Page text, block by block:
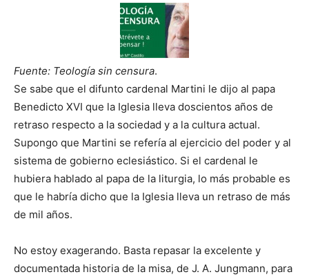
Fuente: Teología sin censura.
Se sabe que el difunto cardenal Martini le dijo al papa
Benedicto XVI que la Iglesia lleva doscientos años de
retraso respecto a la sociedad y a la cultura actual.
Supongo que Martini se refería al ejercicio del poder y al
sistema de gobierno eclesiástico. Si el cardenal le
hubiera hablado al papa de la liturgia, lo más probable es
que le habría dicho que la Iglesia lleva un retraso de más
de mil años.
No estoy exagerando. Basta repasar la excelente y
documentada historia de la misa, de J. A. Jungmann, para